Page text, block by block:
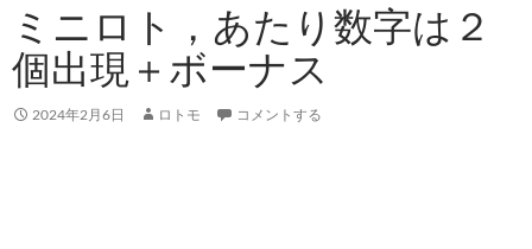
ミニロト，あたり数字は２
個出現＋ボーナス
2024年2月6日 ロトモ コメントする